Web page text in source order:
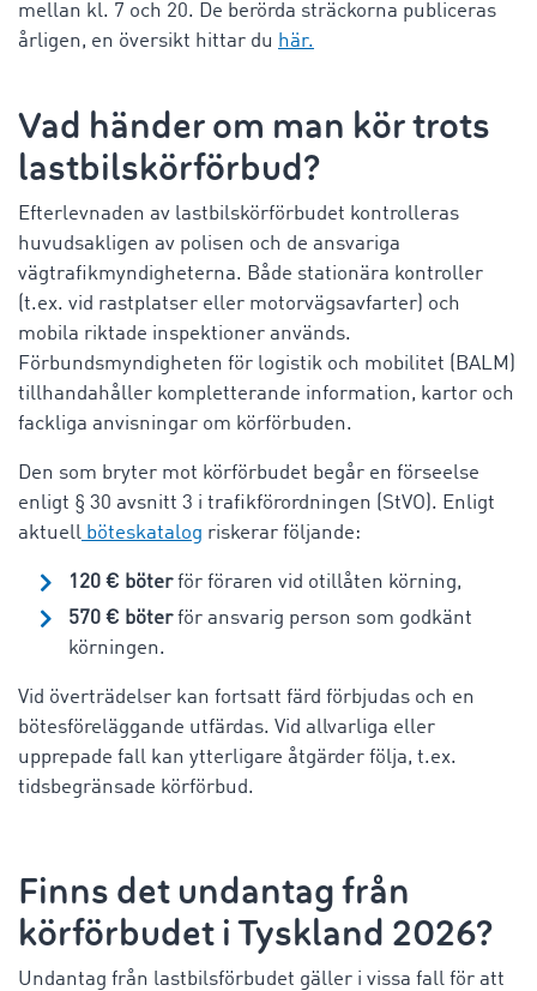
mellan kl. 7 och 20. De berörda sträckorna publiceras
årligen, en översikt hittar du här.
Vad händer om man kör trots
lastbilskörförbud?
Efterlevnaden av lastbilskörförbudet kontrolleras
huvudsakligen av polisen och de ansvariga
vägtrafikmyndigheterna. Både stationära kontroller
(t.ex. vid rastplatser eller motorvägsavfarter) och
mobila riktade inspektioner används.
Förbundsmyndigheten för logistik och mobilitet (BALM)
tillhandahåller kompletterande information, kartor och
fackliga anvisningar om körförbuden.
Den som bryter mot körförbudet begår en förseelse
enligt § 30 avsnitt 3 i trafikförordningen (StVO). Enligt
aktuell böteskatalog riskerar följande:
120 € böterför föraren vid otillåten körning,
570 € böterför ansvarig person som godkänt
körningen.
Vid överträdelser kan fortsatt färd förbjudas och en
bötesföreläggande utfärdas. Vid allvarliga eller
upprepade fall kan ytterligare åtgärder följa, t.ex.
tidsbegränsade körförbud.
Finns det undantag från
körförbudet i Tyskland 2026?
Undantag från lastbilsförbudet gäller i vissa fall för att